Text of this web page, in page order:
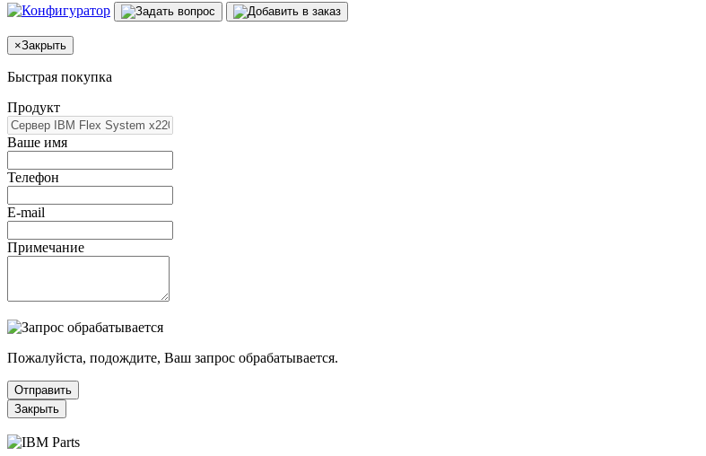
×Закрыть
Быстрая покупка
Продукт
Ваше имя
Телефон
E-mail
Примечание
Пожалуйста, подождите, Ваш запрос обрабатывается.
Отправить
Закрыть